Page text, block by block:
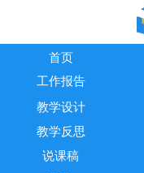
首页
工作报告
教学设计
教学反思
说课稿